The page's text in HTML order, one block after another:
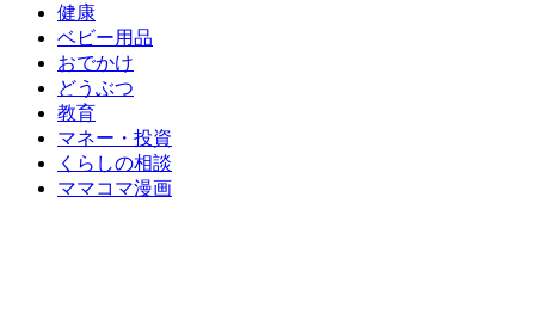
健康
ベビー用品
おでかけ
どうぶつ
教育
マネー・投資
くらしの相談
ママコマ漫画